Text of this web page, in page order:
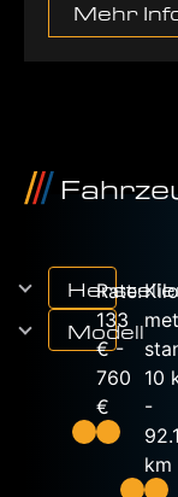
Mehr
Modell
Rate:
133
€
760
€
10
km